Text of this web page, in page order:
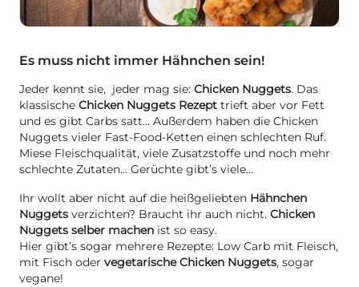
Es muss nicht immer Hähnchen sein!
Jeder kennt sie, jeder mag sie: Chicken Nuggets. Das
klassische Chicken Nuggets Rezept trieft aber vor Fett
und es gibt Carbs satt… Außerdem haben die Chicken
Nuggets vieler Fast-Food-Ketten einen schlechten Ruf.
Miese Fleischqualität, viele Zusatzstoffe und noch mehr
schlechte Zutaten… Gerüchte gibt’s viele…
Ihr wollt aber nicht auf die heißgeliebten Hähnchen
Nuggets verzichten? Braucht ihr auch nicht. Chicken
Nuggets selber machen ist so easy.
Hier gibt’s sogar mehrere Rezepte: Low Carb mit Fleisch,
mit Fisch oder vegetarische Chicken Nuggets, sogar
vegane!